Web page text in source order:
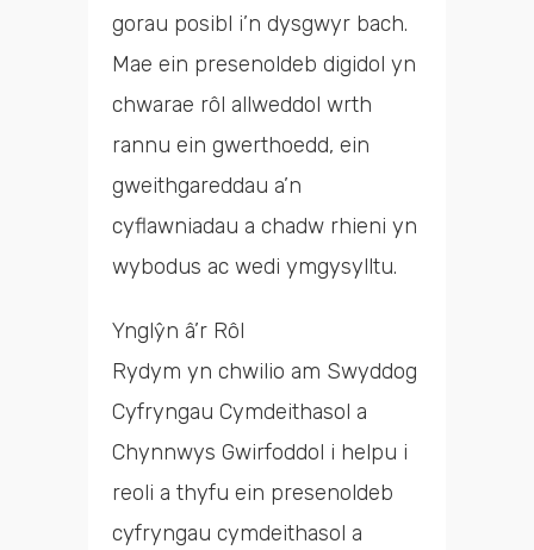
gorau posibl i’n dysgwyr bach.
Mae ein presenoldeb digidol yn
chwarae rôl allweddol wrth
rannu ein gwerthoedd, ein
gweithgareddau a’n
cyflawniadau a chadw rhieni yn
wybodus ac wedi ymgysylltu.
Ynglŷn â’r Rôl
Rydym yn chwilio am Swyddog
Cyfryngau Cymdeithasol a
Chynnwys Gwirfoddol i helpu i
reoli a thyfu ein presenoldeb
cyfryngau cymdeithasol a